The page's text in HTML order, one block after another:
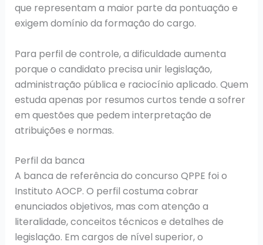
que representam a maior parte da pontuação e
exigem domínio da formação do cargo.
Para perfil de controle, a dificuldade aumenta
porque o candidato precisa unir legislação,
administração pública e raciocínio aplicado. Quem
estuda apenas por resumos curtos tende a sofrer
em questões que pedem interpretação de
atribuições e normas.
Perfil da banca
A banca de referência do concurso QPPE foi o
Instituto AOCP. O perfil costuma cobrar
enunciados objetivos, mas com atenção a
literalidade, conceitos técnicos e detalhes de
legislação. Em cargos de nível superior, o